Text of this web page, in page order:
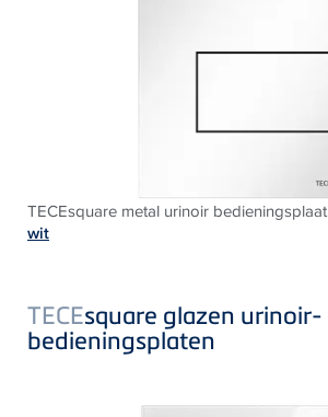
TECEsquare metal urinoir bedieningsplaat
wit
TECEsquare glazen urinoir-
bedieningsplaten